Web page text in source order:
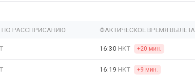
ПО РАССПРИСАНИЮ ФАКТИЧЕСКОЕ ВРЕМЯ ВЫЛЕТА
16:30 HKT +20 мин.
16:19 HKT +9 мин.